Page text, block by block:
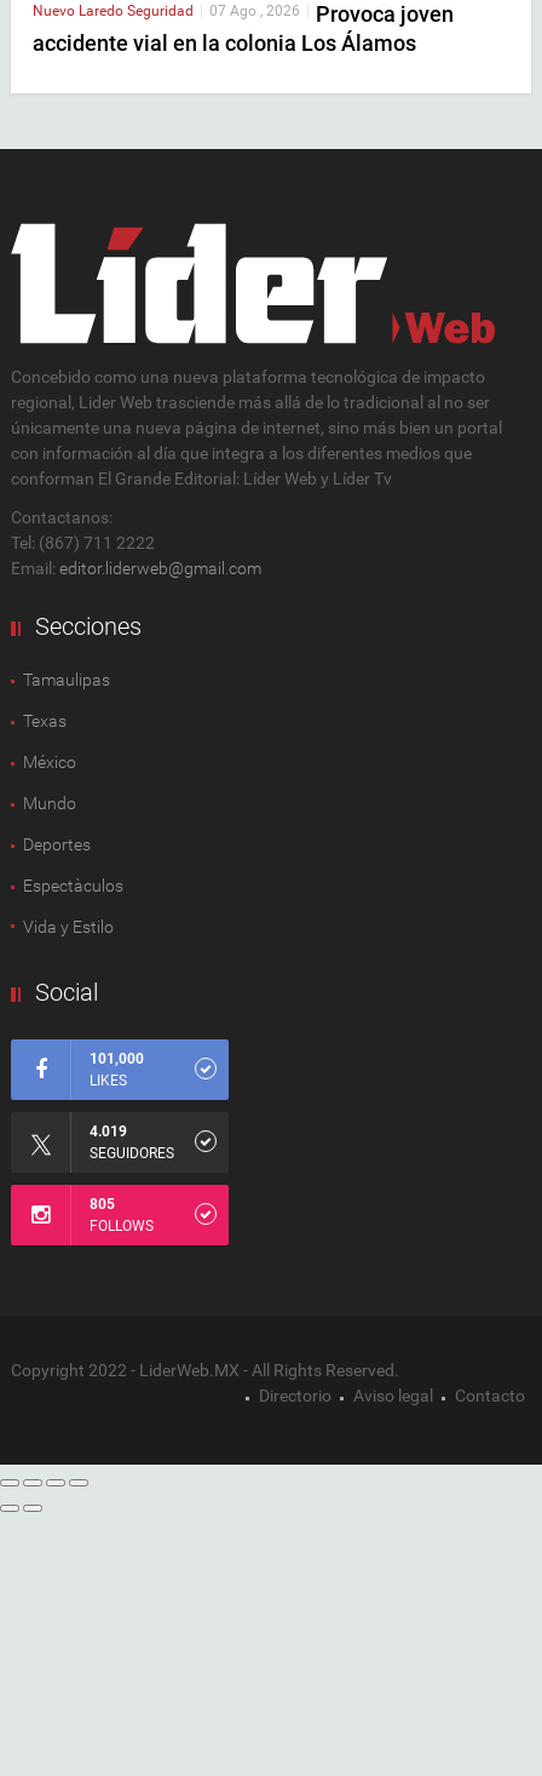
Nuevo Laredo Seguridad 07 Ago , 2026
Provoca joven
accidente vial en la colonia Los Álamos
Concebido como una nueva plataforma tecnológica de impacto
regional, Lider Web trasciende más allá de lo tradicional al no ser
únicamente una nueva página de internet, sino más bien un portal
con información al día que integra a los diferentes medios que
conforman El Grande Editorial: Líder Web y Líder Tv
Contactanos:
Tel: (867) 711 2222
Email: editor.liderweb@gmail.com
Secciones
Tamaulipas
Texas
México
Mundo
Deportes
Espectàculos
Vida y Estilo
Social
101,000
LIKES
4.019
SEGUIDORES
805
FOLLOWS
Copyright 2022 - LiderWeb.MX - All Rights Reserved.
Directorio
Aviso legal Contacto